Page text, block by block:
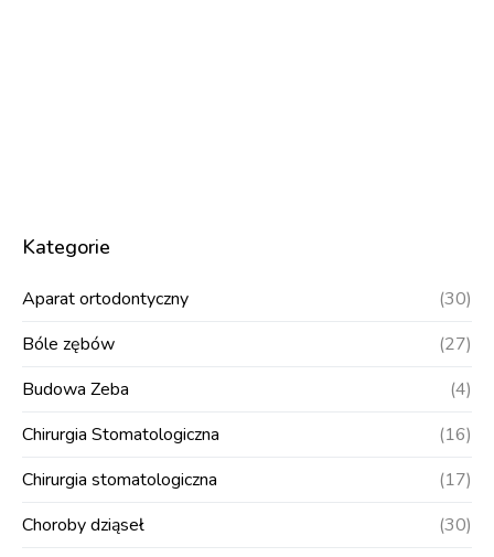
Kategorie
Aparat ortodontyczny
(30)
Bóle zębów
(27)
Budowa Zeba
(4)
Chirurgia Stomatologiczna
(16)
Chirurgia stomatologiczna
(17)
Choroby dziąseł
(30)